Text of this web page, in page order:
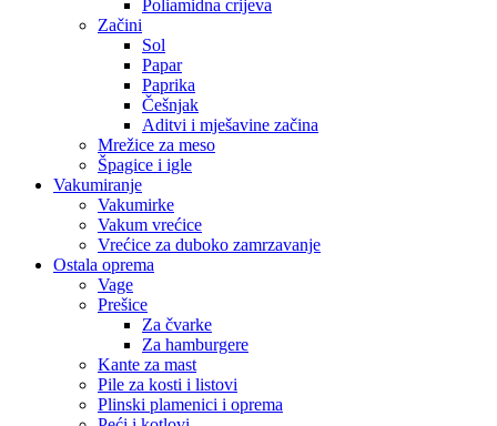
Poliamidna crijeva
Začini
Sol
Papar
Paprika
Češnjak
Aditvi i mješavine začina
Mrežice za meso
Špagice i igle
Vakumiranje
Vakumirke
Vakum vrećice
Vrećice za duboko zamrzavanje
Ostala oprema
Vage
Prešice
Za čvarke
Za hamburgere
Kante za mast
Pile za kosti i listovi
Plinski plamenici i oprema